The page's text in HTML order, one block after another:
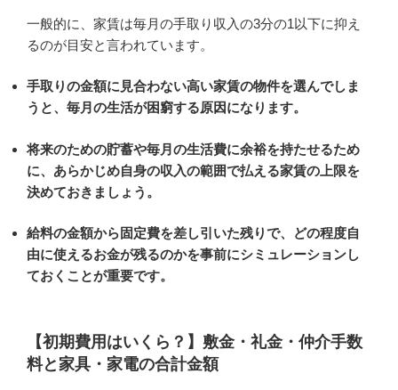
一般的に、家賃は毎月の手取り収入の3分の1以下に抑え
るのが目安と言われています。
手取りの金額に見合わない高い家賃の物件を選んでしま
うと、毎月の生活が困窮する原因になります。
将来のための貯蓄や毎月の生活費に余裕を持たせるため
に、あらかじめ自身の収入の範囲で払える家賃の上限を
決めておきましょう。
給料の金額から固定費を差し引いた残りで、どの程度自
由に使えるお金が残るのかを事前にシミュレーションし
ておくことが重要です。
【初期費用はいくら？】敷金・礼金・仲介手数
料と家具・家電の合計金額